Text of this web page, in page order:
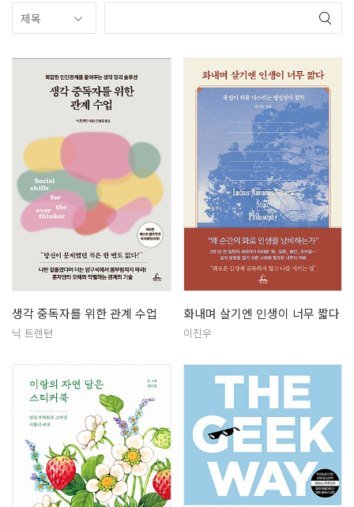
생각 중독자를 위한 관계 수업
닉 트렌턴
화내며 살기엔 인생이 너무 짧다
이진우